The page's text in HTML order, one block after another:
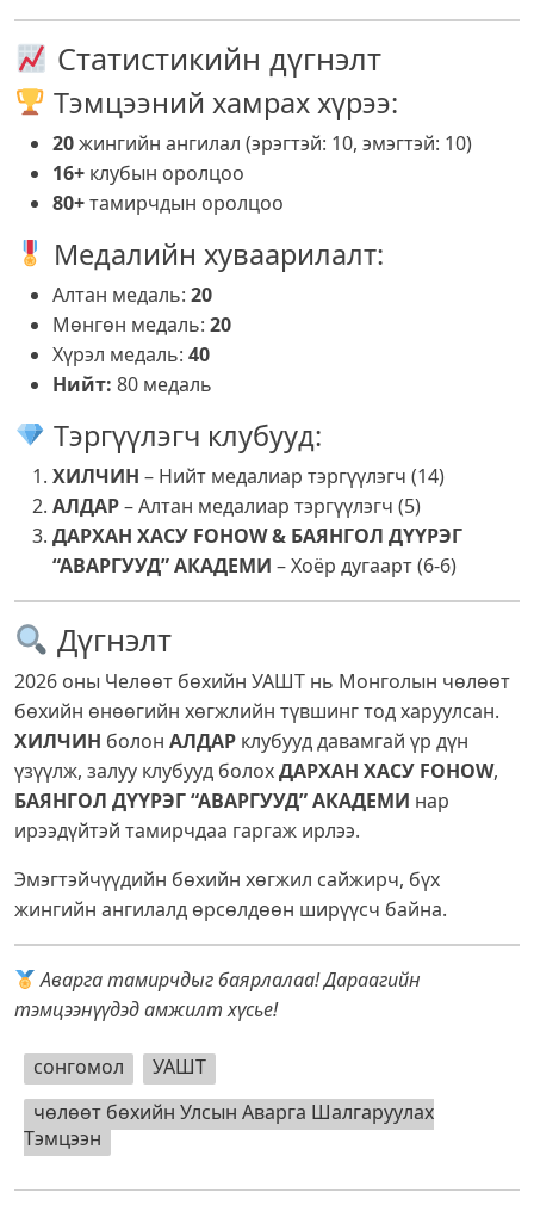
Статистикийн дүгнэлт
Тэмцээний хамрах хүрээ:
20жингийн ангилал (эрэгтэй: 10, эмэгтэй: 10)
16+ клубын оролцоо
80+тамирчдын оролцоо
Медалийн хуваарилалт:
Алтан медаль: 20
Мөнгөн медаль: 20
Хүрэл медаль: 40
Нийт: 80 медаль
Тэргүүлэгч клубууд:
ХИЛЧИН – Нийт медалиар тэргүүлэгч (14)
АЛДАР– Алтан медалиар тэргүүлэгч (5)
ДАРХАН ХАСУ FOHOW & БАЯНГОЛ ДҮҮРЭГ
“АВАРГУУД” АКАДЕМИ – Хоёр дугаарт (6-6)
Дүгнэлт
2026 оны Челөөт бөхийн УАШТ нь Монголын чөлөөт
бөхийн өнөөгийн хөгжлийн түвшинг тод харуулсан.
ХИЛЧИН болон АЛДАР клубууд давамгай үр дүн
үзүүлж, залуу клубууд болохДАРХАН ХАСУ FOHOW,
БАЯНГОЛ ДҮҮРЭГ “АВАРГУУД” АКАДЕМИ нар
ирээдүйтэй тамирчдаа гаргаж ирлээ.
Эмэгтэйчүүдийн бөхийн хөгжил сайжирч, бүх
жингийн ангилалд өрсөлдөөн ширүүсч байна.
Аварга тамирчдыг баярлалаа! Дараагийн
тэмцээнүүдэд амжилт хүсье!
сонгомол
УАШТ
чөлөөт бөхийн Улсын Аварга Шалгаруулах
Тэмцээн